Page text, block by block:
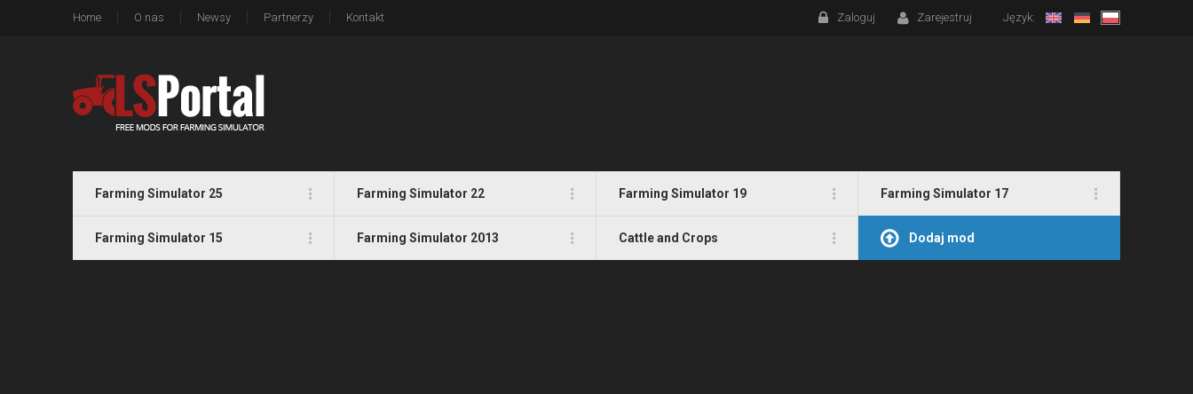
Home O nas Newsy Partnerzy Kontakt Zaloguj Zarejestruj Język:
Farming Simulator 25 Farming Simulator 22 Farming Simulator 19 Farming Simulator 17
Farming Simulator 15 Farming Simulator 2013 Cattle and Crops Dodaj mod